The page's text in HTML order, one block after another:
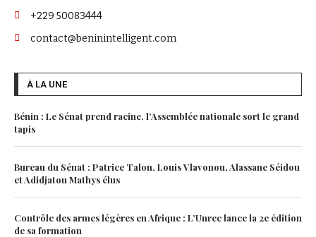
+229 50083444
contact@beninintelligent.com
À LA UNE
Bénin : Le Sénat prend racine, l’Assemblée nationale sort le grand
tapis
Bureau du Sénat : Patrice Talon, Louis Vlavonou, Alassane Séidou
et Adidjatou Mathys élus
Contrôle des armes légères en Afrique : L’Unrec lance la 2e édition
de sa formation